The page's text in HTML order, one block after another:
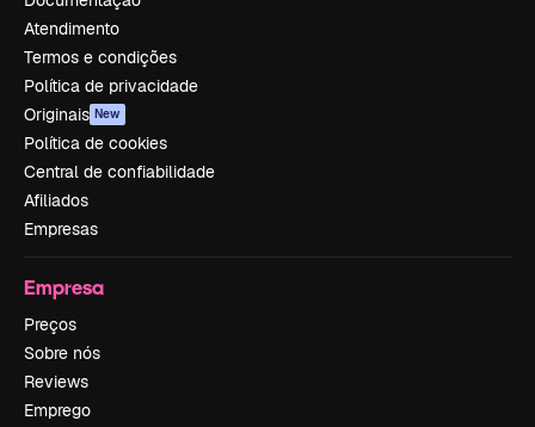
Atendimento
Termos e condições
Política de privacidade
Originais New
Política de cookies
Central de confiabilidade
Afiliados
Empresas
Empresa
Preços
Sobre nós
Reviews
Emprego